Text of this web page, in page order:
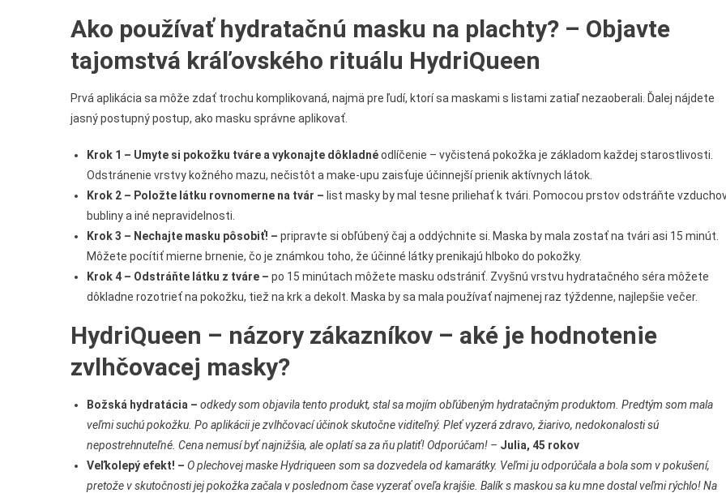
Ako používať hydratačnú masku na plachty? – Objavte
tajomstvá kráľovského rituálu HydriQueen
Prvá aplikácia sa môže zdať trochu komplikovaná, najmä pre ľudí, ktorí sa maskami s listami zatiaľ nezaoberali. Ďalej nájdete
jasný postupný postup, ako masku správne aplikovať.
Krok 1 – Umyte si pokožku tváre a vykonajte dôkladnéodlíčenie – vyčistená pokožka je základom každej starostlivosti.
Odstránenie vrstvy kožného mazu, nečistôt a make-upu zaisťuje účinnejší prienik aktívnych látok.
Krok 2 – Položte látku rovnomerne na tvár – list masky by mal tesne priliehať k tvári. Pomocou prstov odstráňte
bubliny a iné nepravidelnosti.
Krok 3 – Nechajte masku pôsobiť! – pripravte si obľúbený čaj a oddýchnite si. Maska by mala zostať na tvári asi 15 minút.
Môžete pocítiť mierne brnenie, čo je známkou toho, že účinné látky prenikajú hlboko do pokožky.
Krok 4 – Odstráňte látku z tváre – po 15 minútach môžete masku odstrániť. Zvyšnú vrstvu hydratačného séra môžete
dôkladne rozotrieť na pokožku, tiež na krk a dekolt. Maska by sa mala používať najmenej raz týždenne, najlepšie večer.
HydriQueen – názory zákazníkov – aké je hodnotenie
zvlhčovacej masky?
Božská hydratácia – odkedy som objavila tento produkt, stal sa mojím obľúbeným hydratačným produktom. Predtým som mala
veľmi suchú pokožku. Po aplikácii je zvlhčovací účinok skutočne viditeľný. Pleť vyzerá zdravo, žiarivo, nedokonalosti sú
nepostrehnuteľné. Cena nemusí byť najnižšia, ale oplatí sa za ňu platiť! Odporúčam! – Julia, 45 rokov
Veľkolepý efekt! – O plechovej maske Hydriqueen som sa dozvedela od kamarátky. Veľmi ju odporúčala a bola som v pokušení,
pretože v skutočnosti jej pokožka začala v poslednom čase vyzerať oveľa krajšie. Balík s maskou sa ku mne dostal veľmi rýchlo! Na